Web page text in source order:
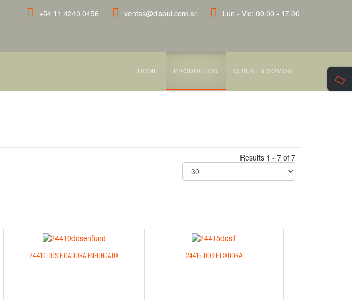
+54 11 4240 0456 ventas@dispul.com.ar Lun - Vie: 09.00 - 17.00
HOME PRODUCTOS QUIENES SOMOS
Results 1 - 7 of 7
24410 DOSIFICADORA ENFUNDADA 24415 DOSIFICADORA